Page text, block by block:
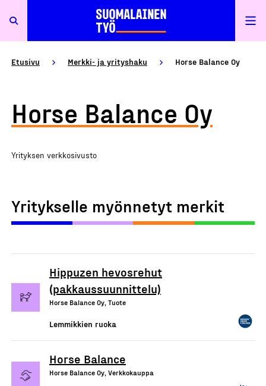
Etusivu Merkki- ja yrityshaku Horse Balance Oy
Horse Balance Oy
Yrityksen verkkosivusto
Yritykselle myönnetyt merkit
Hippuzen hevosrehut
(pakkaussuunnittelu)
Horse Balance Oy, Tuote
Lemmikkien ruoka
Horse Balance
Horse Balance Oy, Verkkokauppa